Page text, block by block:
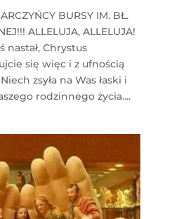
BURSY IM. BŁ.
ALLELUJA, ALLELUJA!
nastał, Chrystus
się więc i z ufnością
zsyła na Was łaski i
rodzinnego życia....